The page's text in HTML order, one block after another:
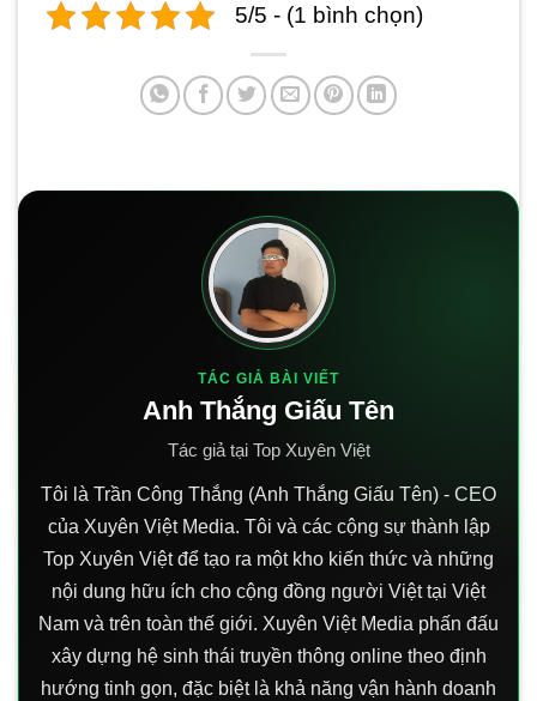
5/5 - (1 bình chọn)
TÁC GIẢ BÀI VIẾT
Anh Thắng Giấu Tên
Tác giả tại Top Xuyên Việt
Tôi là Trần Công Thắng (Anh Thắng Giấu Tên) - CEO
của Xuyên Việt Media. Tôi và các cộng sự thành lập
Top Xuyên Việt để tạo ra một kho kiến thức và những
nội dung hữu ích cho cộng đồng người Việt tại Việt
Nam và trên toàn thế giới. Xuyên Việt Media phấn đấu
xây dựng hệ sinh thái truyền thông online theo định
hướng tinh gọn, đặc biệt là khả năng vận hành doanh